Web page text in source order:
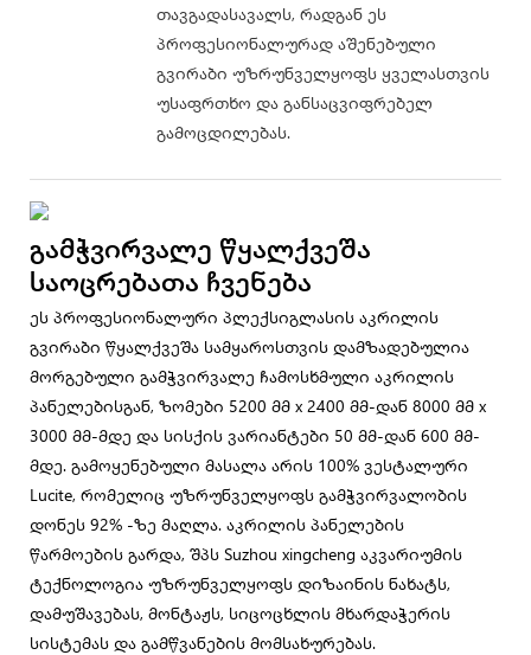
თავგადასავალს, რადგან ეს
პროფესიონალურად აშენებული
გვირაბი უზრუნველყოფს ყველასთვის
უსაფრთხო და განსაცვიფრებელ
გამოცდილებას.
Გამჭვირვალე Წყალქვეშა
Საოცრებათა Ჩვენება
ეს პროფესიონალური პლექსიგლასის აკრილის
გვირაბი წყალქვეშა სამყაროსთვის დამზადებულია
მორგებული გამჭვირვალე ჩამოსხმული აკრილის
პანელებისგან, ზომები 5200 მმ x 2400 მმ-დან 8000 მმ x
3000 მმ-მდე და სისქის ვარიანტები 50 მმ-დან 600 მმ-
მდე. გამოყენებული მასალა არის 100% ვესტალური
Lucite, რომელიც უზრუნველყოფს გამჭვირვალობის
დონეს 92% -ზე მაღლა. აკრილის პანელების
წარმოების გარდა, შპს Suzhou xingcheng აკვარიუმის
ტექნოლოგია უზრუნველყოფს დიზაინის ნახატს,
დამუშავებას, მონტაჟს, სიცოცხლის მხარდაჭერის
სისტემას და გამწვანების მომსახურებას.